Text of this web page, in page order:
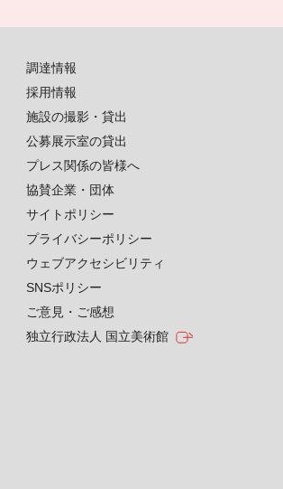
調達情報
採用情報
施設の撮影・貸出
公募展示室の貸出
プレス関係の皆様へ
協賛企業・団体
サイトポリシー
プライバシーポリシー
ウェブアクセシビリティ
SNSポリシー
ご意見・ご感想
独立行政法人 国立美術館